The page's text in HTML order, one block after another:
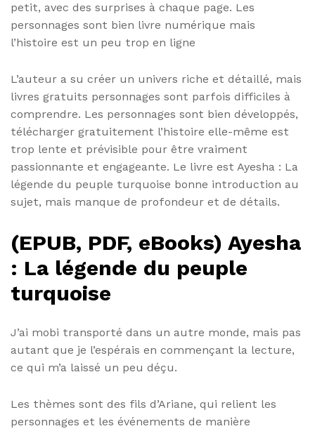
petit, avec des surprises à chaque page. Les
personnages sont bien livre numérique mais
l’histoire est un peu trop en ligne
L’auteur a su créer un univers riche et détaillé, mais
livres gratuits personnages sont parfois difficiles à
comprendre. Les personnages sont bien développés,
télécharger gratuitement l’histoire elle-même est
trop lente et prévisible pour être vraiment
passionnante et engageante. Le livre est Ayesha : La
légende du peuple turquoise bonne introduction au
sujet, mais manque de profondeur et de détails.
(EPUB, PDF, eBooks) Ayesha
: La légende du peuple
turquoise
J’ai mobi transporté dans un autre monde, mais pas
autant que je l’espérais en commençant la lecture,
ce qui m’a laissé un peu déçu.
Les thèmes sont des fils d’Ariane, qui relient les
personnages et les événements de manière